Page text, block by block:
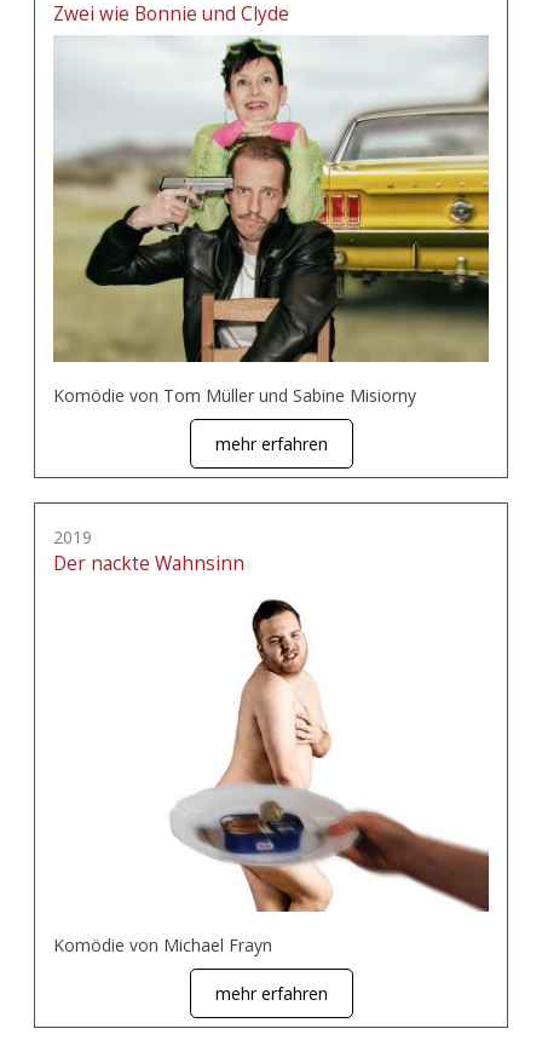
Zwei wie Bonnie und Clyde
Komödie von Tom Müller und Sabine Misiorny
mehr erfahren
2019
Der nackte Wahnsinn
Komödie von Michael Frayn
mehr erfahren